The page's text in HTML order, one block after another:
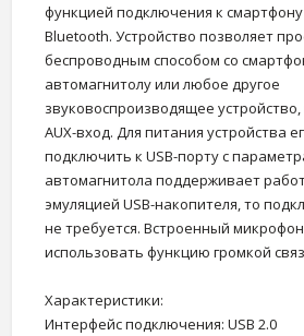
функцией подключения к
Bluetooth. Устройство позволяет
беспроводным способом со
автомагнитолу или любое другое
звуковоспроизводящее
AUX-вход. Для питания устройства
подключить к USB-порту с
автомагнитола поддерживает
эмуляцией USB-накопителя, то
не требуется. Встроенный
использовать функцию громкой
Характеристики:
Интерфейс подключения: USB 2.0